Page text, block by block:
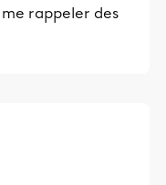
rappeler des